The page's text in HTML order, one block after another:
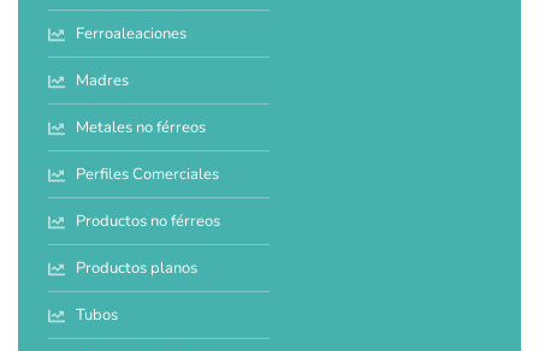
Ferroaleaciones
Madres
Metales no férreos
Perfiles Comerciales
Productos no férreos
Productos planos
Tubos